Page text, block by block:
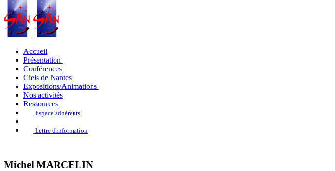
Accueil
Présentation
Conférences
Ciels de Nantes
Expositions/Animations
Nos activités
Ressources
Espace adhérents
Lettre d'information
Michel MARCELIN